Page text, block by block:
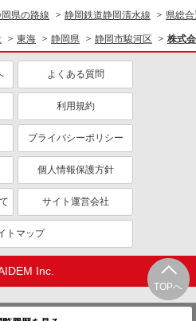
TOPへ
県の路線 静岡鉄道静岡清水線 県総
東海 静岡県 静岡市駿河区 株式
よくある質問
利用規約
プライバシーポリシー
個人情報保護方針
サイト運営会社
トマップ
Inc.